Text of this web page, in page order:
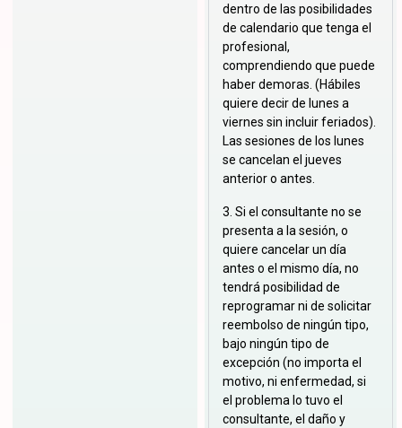
dentro de las posibilidades
de calendario que tenga el
profesional,
comprendiendo que puede
haber demoras. (Hábiles
quiere decir de lunes a
viernes sin incluir feriados).
Las sesiones de los lunes
se cancelan el jueves
anterior o antes.
3. Si el consultante no se
presenta a la sesión, o
quiere cancelar un día
antes o el mismo día, no
tendrá posibilidad de
reprogramar ni de solicitar
reembolso de ningún tipo,
bajo ningún tipo de
excepción (no importa el
motivo, ni enfermedad, si
el problema lo tuvo el
consultante, el daño y